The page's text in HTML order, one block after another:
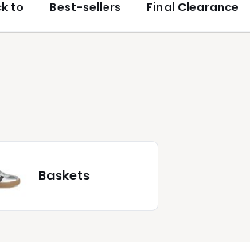
to Best-sellers Final Clearance
Baskets